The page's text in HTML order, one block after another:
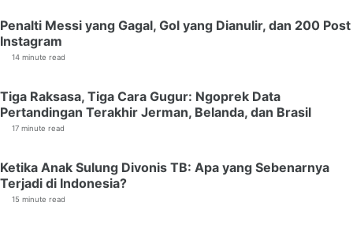
Penalti Messi yang Gagal, Gol yang Dianulir, dan 200 Post
Instagram
14 minute read
Tiga Raksasa, Tiga Cara Gugur: Ngoprek Data
Pertandingan Terakhir Jerman, Belanda, dan Brasil
17 minute read
Ketika Anak Sulung Divonis TB: Apa yang Sebenarnya
Terjadi di Indonesia?
15 minute read